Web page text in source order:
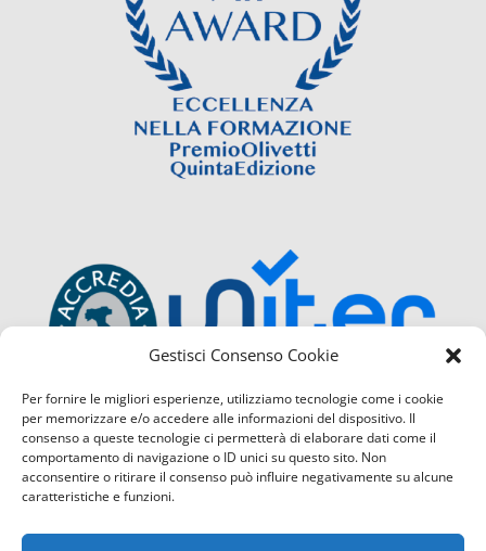
Gestisci Consenso Cookie
Per fornire le migliori esperienze, utilizziamo tecnologie come i cookie
per memorizzare e/o accedere alle informazioni del dispositivo. Il
consenso a queste tecnologie ci permetterà di elaborare dati come il
comportamento di navigazione o ID unici su questo sito. Non
acconsentire o ritirare il consenso può influire negativamente su alcune
caratteristiche e funzioni.